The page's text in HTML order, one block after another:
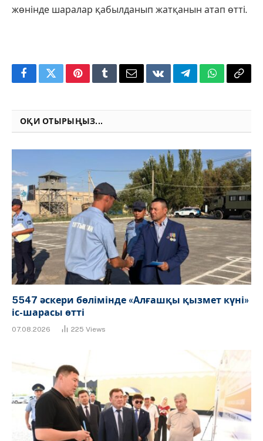
жөнінде шаралар қабылданып жатқанын атап өтті.
FacebookTwitterPinterestTumblrEmailVKontakteTelegramWhatsApp
Copy
ОҚИ ОТЫРЫҢЫЗ...
5547 әскери бөлімінде «Алғашқы қызмет күні»
іс-шарасы өтті
07.08.2026 225 Views